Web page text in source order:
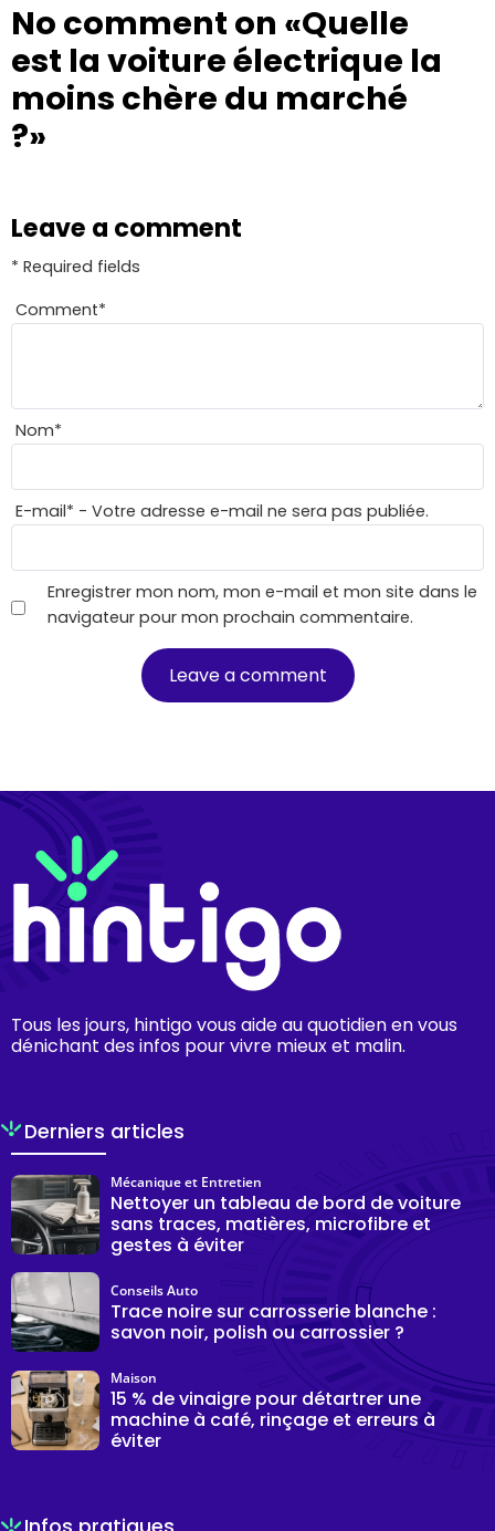
No comment on «Quelle
est la voiture électrique la
moins chère du marché
?»
Leave a comment
* Required fields
Comment*
Nom*
E-mail* - Votre adresse e-mail ne sera pas publiée.
Enregistrer mon nom, mon e-mail et mon site dans le
navigateur pour mon prochain commentaire.
Tous les jours, hintigo vous aide au quotidien en vous
dénichant des infos pour vivre mieux et malin.
Derniers articles
Nettoyer un tableau de bord de voiture
sans traces, matières, microfibre et
gestes à éviter
Mécanique et Entretien
Trace noire sur carrosserie blanche :
savon noir, polish ou carrossier ?
Conseils Auto
15 % de vinaigre pour détartrer une
machine à café, rinçage et erreurs à
éviter
Maison